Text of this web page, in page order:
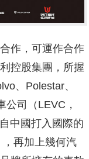
作，可運作合作
控股集團，所握
、Polestar、
司（LEVC，
中國打入國際的
再加上幾何汽